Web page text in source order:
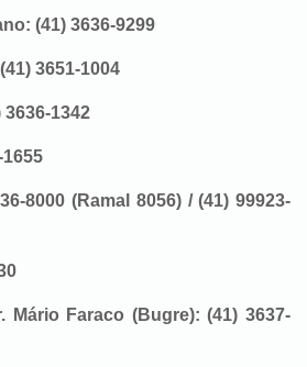
(41) 3636-9299
3651-1004
1342
1655
8000 (Ramal 8056) / (41) 99923-
Mário Faraco (Bugre): (41) 3637-